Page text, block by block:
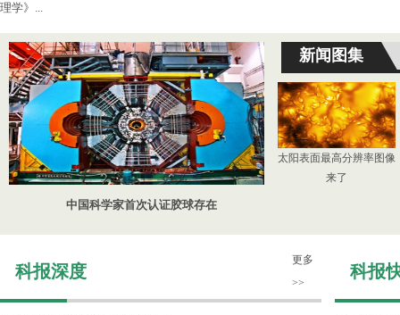
理学》...
中国科学家首次认证胶球存在
新闻图集
太阳表面最高分辨率图像
来了
科报深度
更多
>>
科报